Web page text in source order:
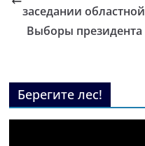
заседании
Выборы
Берегите лес!